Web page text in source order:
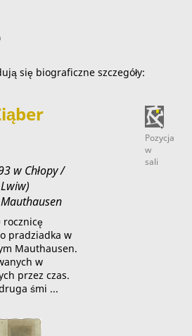
się biograficzne szczegóły:
w Chłopy /
rocznicę
pradziadka w
Mauthausen.
w
przez czas.
śmi ...
Pozycja
w
sali